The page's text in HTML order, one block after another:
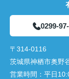
0299-
〒314-0116
茨城県神栖市奥野
営業時間： 平日